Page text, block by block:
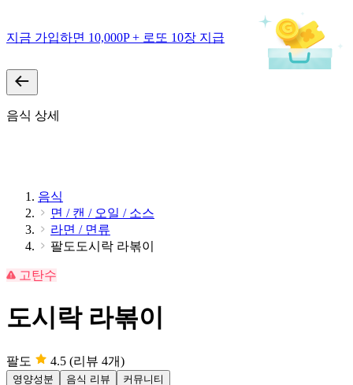
지금 가입하면 10,000P + 로또 10장 지급
음식 상세
음식
면 / 캔 / 오일 / 소스
라면 / 면류
팔도도시락 라볶이
고탄수
도시락 라볶이
팔도 4.5 (리뷰 4개)
영양성분 음식 리뷰 커뮤니티